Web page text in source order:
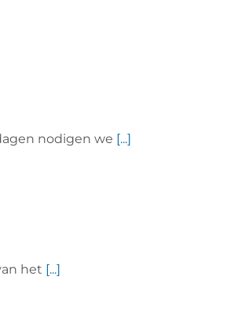
nodigen we [...]
het [...]